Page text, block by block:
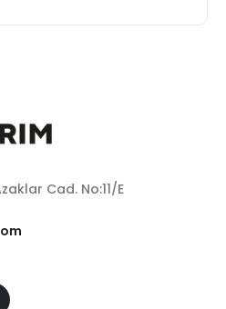
Cad. No:11/E